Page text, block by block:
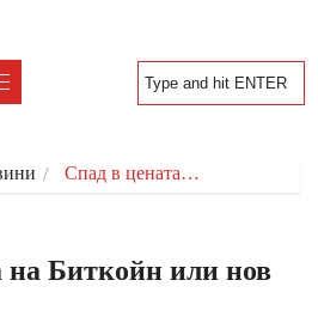
Спад в цената…
на Биткойн или нов